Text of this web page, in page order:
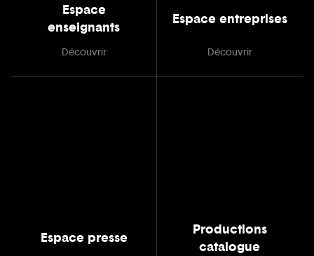
Espace
enseignants
Découvrir
Espace entreprises
Découvrir
Espace presse
Productions
catalogue